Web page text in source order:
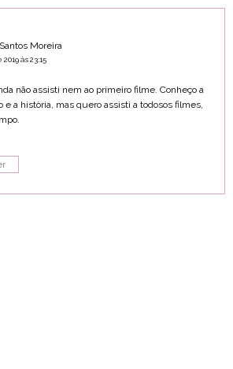
Moreira
às 23:15
não assisti nem ao primeiro filme. Conheço a
e a història, mas quero assisti a todosos filmes,